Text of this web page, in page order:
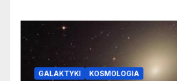
GALAKTYKI KOSMOLOGIA